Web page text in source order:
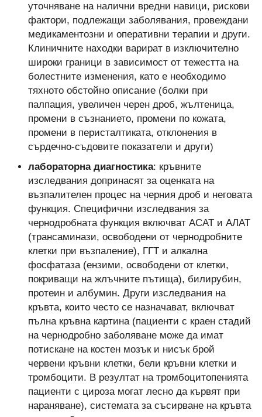
уточняване на налични вредни навици, рискови
фактори, подлежащи заболявания, провеждани
медикаментозни и оперативни терапии и други.
Клиничните находки варират в изключително
широки граници в зависимост от тежестта на
болестните изменения, като е необходимо
тяхното обстойно описание (болки при
палпация, увеличен черен дроб, жълтеница,
промени в съзнанието, промени по кожата,
промени в перисталтиката, отклонения в
сърдечно-съдовите показатели и други)
лабораторна диагностика: кръвните
изследвания допринасят за оценката на
възпалителен процес на черния дроб и неговата
функция. Специфични изследвания за
чернодробната функция включват АСАТ и АЛАТ
(трансаминази, освободени от чернодробните
клетки при възпаление), ГГТ и алкална
фосфатаза (ензими, освободени от клетки,
покриващи на жлъчните пътища), билирубин,
протеин и албумин. Други изследвания на
кръвта, които често се назначават, включват
пълна кръвна картина (пациенти с краен стадий
на чернодробно заболяване може да имат
потискане на костен мозък и нисък брой
червени кръвни клетки, бели кръвни клетки и
тромбоцити. В резултат на тромбоцитопенията
пациенти с цироза могат лесно да кървят при
нараняване), системата за съсирване на кръвта